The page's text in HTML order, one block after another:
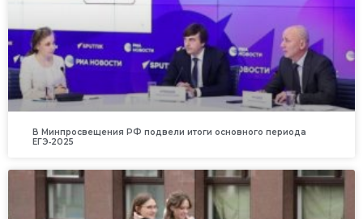
В Минпросвещения РФ подвели итоги основного периода
ЕГЭ‑2025